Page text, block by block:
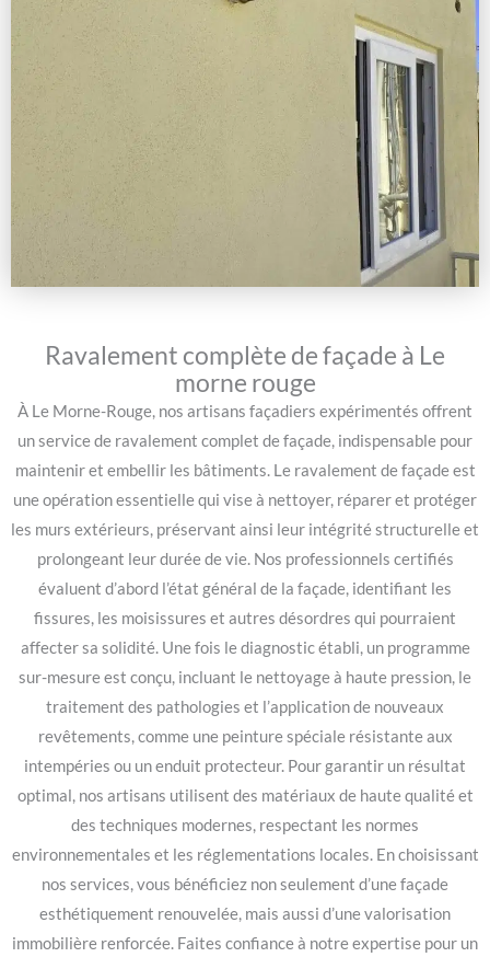
Ravalement complète de façade à Le
morne rouge
À Le Morne-Rouge, nos artisans façadiers expérimentés offrent
un service de ravalement complet de façade, indispensable pour
maintenir et embellir les bâtiments. Le ravalement de façade est
une opération essentielle qui vise à nettoyer, réparer et protéger
les murs extérieurs, préservant ainsi leur intégrité structurelle et
prolongeant leur durée de vie. Nos professionnels certifiés
évaluent d’abord l’état général de la façade, identifiant les
fissures, les moisissures et autres désordres qui pourraient
affecter sa solidité. Une fois le diagnostic établi, un programme
sur-mesure est conçu, incluant le nettoyage à haute pression, le
traitement des pathologies et l’application de nouveaux
revêtements, comme une peinture spéciale résistante aux
intempéries ou un enduit protecteur. Pour garantir un résultat
optimal, nos artisans utilisent des matériaux de haute qualité et
des techniques modernes, respectant les normes
environnementales et les réglementations locales. En choisissant
nos services, vous bénéficiez non seulement d’une façade
esthétiquement renouvelée, mais aussi d’une valorisation
immobilière renforcée. Faites confiance à notre expertise pour un